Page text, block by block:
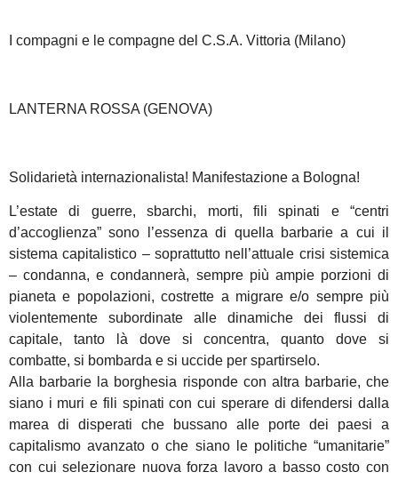
I compagni e le compagne del C.S.A. Vittoria (Milano)
LANTERNA ROSSA (GENOVA)
Solidarietà internazionalista! Manifestazione a Bologna!
L’estate di guerre, sbarchi, morti, fili spinati e “centri
d’accoglienza” sono l’essenza di quella barbarie a cui il
sistema capitalistico – soprattutto nell’attuale crisi sistemica
– condanna, e condannerà, sempre più ampie porzioni di
pianeta e popolazioni, costrette a migrare e/o sempre più
violentemente subordinate alle dinamiche dei flussi di
capitale, tanto là dove si concentra, quanto dove si
combatte, si bombarda e si uccide per spartirselo.
Alla barbarie la borghesia risponde con altra barbarie, che
siano i muri e fili spinati con cui sperare di difendersi dalla
marea di disperati che bussano alle porte dei paesi a
capitalismo avanzato o che siano le politiche “umanitarie”
con cui selezionare nuova forza lavoro a basso costo con